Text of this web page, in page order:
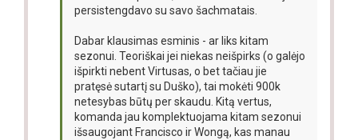
persistengdavo su savo šachmatais.
Dabar klausimas esminis - ar liks kitam
sezonui. Teoriškai jei niekas neišpirks (o galėjo
išpirkti nebent Virtusas, o bet tačiau jie
pratęsė sutartį su Duško), tai mokėti 900k
netesybas būtų per skaudu. Kitą vertus,
komanda jau komplektuojama kitam sezonui
išsaugojant Francisco ir Wongą, kas manau